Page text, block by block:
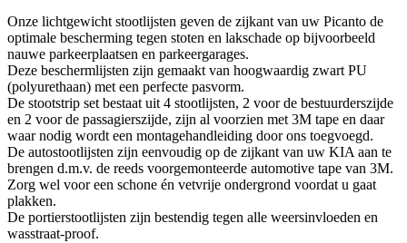
Onze lichtgewicht stootlijsten geven de zijkant van uw Picanto de
optimale bescherming tegen stoten en lakschade op bijvoorbeeld
nauwe parkeerplaatsen en parkeergarages.
Deze beschermlijsten zijn gemaakt van hoogwaardig zwart PU
(polyurethaan) met een perfecte pasvorm.
De stootstrip set bestaat uit 4 stootlijsten, 2 voor de bestuurderszijde
en 2 voor de passagierszijde, zijn al voorzien met 3M tape en daar
waar nodig wordt een montagehandleiding door ons toegvoegd.
De autostootlijsten zijn eenvoudig op de zijkant van uw KIA aan te
brengen d.m.v. de reeds voorgemonteerde automotive tape van 3M.
Zorg wel voor een schone én vetvrije ondergrond voordat u gaat
plakken.
De portierstootlijsten zijn bestendig tegen alle weersinvloeden en
wasstraat-proof.